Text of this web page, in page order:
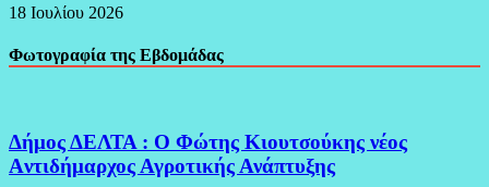
18 Ιουλίου 2026
Φωτογραφία της Εβδομάδας
Δήμος ΔΕΛΤΑ : Ο Φώτης Κιουτσούκης νέος
Aντιδήμαρχος Αγροτικής Ανάπτυξης